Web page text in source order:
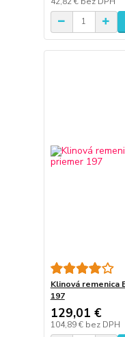
Klinová remenica
197
129,01 €
104,89 € bez DPH